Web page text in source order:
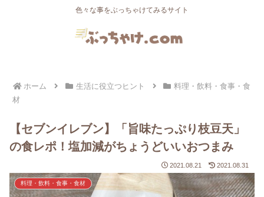
色々な事をぶっちゃけてみるサイト
ホーム 生活に役立つヒント
料理・飲料・食事・食
材
【セブンイレブン】「旨味たっぷり枝豆天」
の食レポ！塩加減がちょうどいいおつまみ
2021.08.21 2021.08.31
料理・飲料・食事・食材